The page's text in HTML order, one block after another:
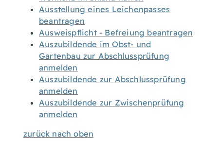
Ausstellung eines Leichenpasses
beantragen
Ausweispflicht - Befreiung beantragen
Auszubildende im Obst- und
Gartenbau zur Abschlussprüfung
anmelden
Auszubildende zur Abschlussprüfung
anmelden
Auszubildende zur Zwischenprüfung
anmelden
zurück nach oben